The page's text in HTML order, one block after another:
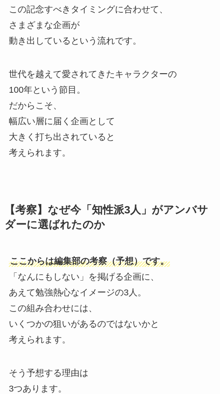
この記念すべきタイミングに合わせて、
さまざまな企画が
動き出しているという流れです。
世代を越えて愛されてきたキャラクターの
100年という節目。
だからこそ、
幅広い層に届く企画として
大きく打ち出されていると
考えられます。
【考察】なぜ今「知性派3人」がアンバサ
ダーに選ばれたのか
ここからは編集部の考察（予想）です。
「なんにもしない」を掲げる企画に、
あえて勉強熱心なイメージの3人。
この組み合わせには、
いくつかの狙いがあるのではないかと
考えられます。
そう予想する理由は
3つあります。